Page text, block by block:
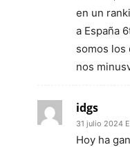
en un
a España
somos los
nos
idgs
31 julio 2024
Hoy ha